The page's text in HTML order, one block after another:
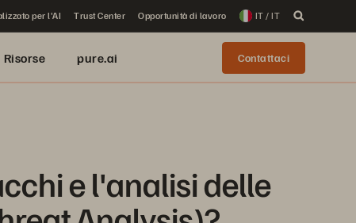
per l'AI Trust Center Opportunità di lavoro IT / IT
Risorse pure.ai Contattaci
e l'analisi delle